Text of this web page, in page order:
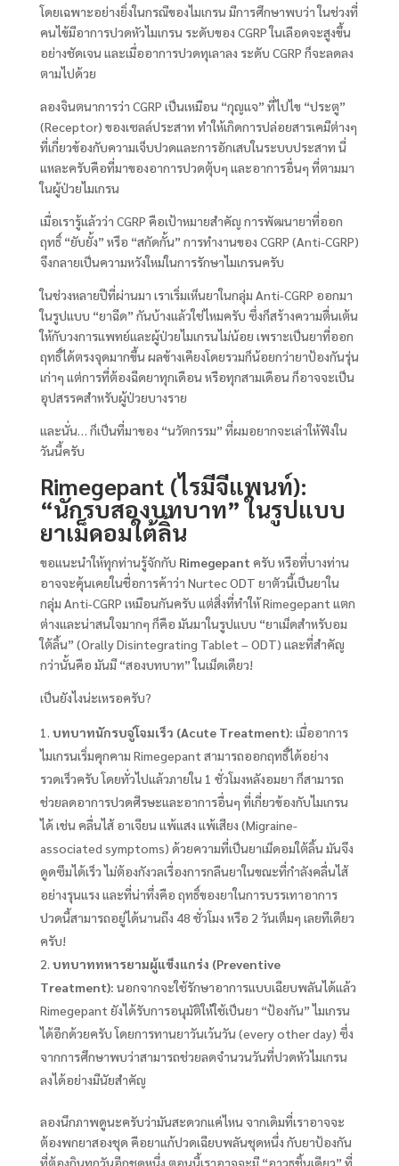
โดยเฉพาะอย่างยิ่งในกรณีของไมเกรน มีการศึกษาพบว่า ในช่วงที่
คนไข้มีอาการปวดหัวไมเกรน ระดับของ CGRP ในเลือดจะสูงขึ้น
อย่างชัดเจน และเมื่ออาการปวดทุเลาลง ระดับ CGRP ก็จะลดลง
ตามไปด้วย
ลองจินตนาการว่า CGRP เป็นเหมือน “กุญแจ” ที่ไปไข “ประตู”
(Receptor) ของเซลล์ประสาท ทำให้เกิดการปล่อยสารเคมีต่างๆ
ที่เกี่ยวข้องกับความเจ็บปวดและการอักเสบในระบบประสาท นี่
แหละครับคือที่มาของอาการปวดตุ้บๆ และอาการอื่นๆ ที่ตามมา
ในผู้ป่วยไมเกรน
เมื่อเรารู้แล้วว่า CGRP คือเป้าหมายสำคัญ การพัฒนายาที่ออก
ฤทธิ์ “ยับยั้ง” หรือ “สกัดกั้น” การทำงานของ CGRP (Anti-CGRP)
จึงกลายเป็นความหวังใหม่ในการรักษาไมเกรนครับ
ในช่วงหลายปีที่ผ่านมา เราเริ่มเห็นยาในกลุ่ม Anti-CGRP ออกมา
ในรูปแบบ “ยาฉีด” กันบ้างแล้วใช่ไหมครับ ซึ่งก็สร้างความตื่นเต้น
ให้กับวงการแพทย์และผู้ป่วยไมเกรนไม่น้อย เพราะเป็นยาที่ออก
ฤทธิ์ได้ตรงจุดมากขึ้น ผลข้างเคียงโดยรวมก็น้อยกว่ายาป้องกันรุ่น
เก่าๆ แต่การที่ต้องฉีดยาทุกเดือน หรือทุกสามเดือน ก็อาจจะเป็น
อุปสรรคสำหรับผู้ป่วยบางราย
และนั่น… ก็เป็นที่มาของ “นวัตกรรม” ที่ผมอยากจะเล่าให้ฟังใน
วันนี้ครับ
Rimegepant (ไรมีจีแพนท์):
“นักรบสองบทบาท” ในรูปแบบ
ยาเม็ดอมใต้ลิ้น
ขอแนะนำให้ทุกท่านรู้จักกับ Rimegepant ครับ หรือที่บางท่าน
อาจจะคุ้นเคยในชื่อการค้าว่า Nurtec ODT ยาตัวนี้เป็นยาใน
กลุ่ม Anti-CGRP เหมือนกันครับ แต่สิ่งที่ทำให้ Rimegepant แตก
ต่างและน่าสนใจมากๆ ก็คือ มันมาในรูปแบบ “ยาเม็ดสำหรับอม
ใต้ลิ้น” (Orally Disintegrating Tablet – ODT) และที่สำคัญ
กว่านั้นคือ มันมี “สองบทบาท” ในเม็ดเดียว!
เป็นยังไงน่ะเหรอครับ?
บทบาทนักรบจู่โจมเร็ว (Acute Treatment): เมื่ออาการ
ไมเกรนเริ่มคุกคาม Rimegepant สามารถออกฤทธิ์ได้อย่าง
รวดเร็วครับ โดยทั่วไปแล้วภายใน 1 ชั่วโมงหลังอมยา ก็สามารถ
ช่วยลดอาการปวดศีรษะและอาการอื่นๆ ที่เกี่ยวข้องกับไมเกรน
ได้ เช่น คลื่นไส้ อาเจียน แพ้แสง แพ้เสียง (Migraine-
associated symptoms) ด้วยความที่เป็นยาเม็ดอมใต้ลิ้น มันจึง
ดูดซึมได้เร็ว ไม่ต้องกังวลเรื่องการกลืนยาในขณะที่กำลังคลื่นไส้
อย่างรุนแรง และที่น่าทึ่งคือ ฤทธิ์ของยาในการบรรเทาอาการ
ปวดนี้สามารถอยู่ได้นานถึง 48 ชั่วโมง หรือ 2 วันเต็มๆ เลยทีเดียว
ครับ!
บทบาททหารยามผู้แข็งแกร่ง (Preventive
Treatment): นอกจากจะใช้รักษาอาการแบบเฉียบพลันได้แล้ว
Rimegepant ยังได้รับการอนุมัติให้ใช้เป็นยา “ป้องกัน” ไมเกรน
ได้อีกด้วยครับ โดยการทานยาวันเว้นวัน (every other day) ซึ่ง
จากการศึกษาพบว่าสามารถช่วยลดจำนวนวันที่ปวดหัวไมเกรน
ลงได้อย่างมีนัยสำคัญ
ลองนึกภาพดูนะครับว่ามันสะดวกแค่ไหน จากเดิมที่เราอาจจะ
ต้องพกยาสองชุด คือยาแก้ปวดเฉียบพลันชุดหนึ่ง กับยาป้องกัน
ที่ต้องกินทุกวันอีกชุดหนึ่ง ตอนนี้เราอาจจะมี “อาวุธชิ้นเดียว” ที่